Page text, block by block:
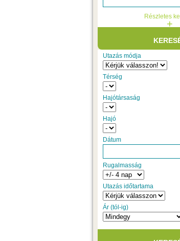
Részletes
+
Utazás módja
Térség
Hajótársaság
Hajó
Dátum
Rugalmasság
Utazás időtartama
Ár (tól-ig)